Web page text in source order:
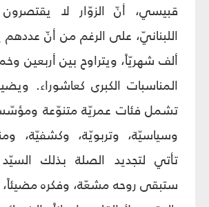
قبيسي، أنّ الزوّار لا
اللبنانيّ، على الرغم من أنّ
ألف شهريّاً، ويتراوح بين أربعين
المناسبات الكبرى كعاشوراء.
تشمل فئات عمريّة متنوّعة
وسياسيّة، وتربويّة، وكشفيّة،
تأتي لتجديد الصلة بذلك
ستبقى روحه مشعّة، وفكره مضيئاً،